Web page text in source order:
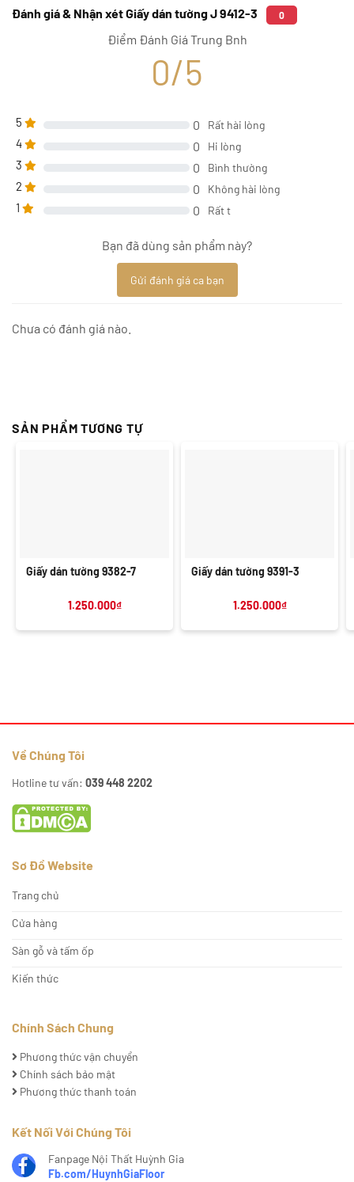
Đánh giá & Nhận xét Giấy dán tường J 9412-3 0
Điểm Đánh Giá Trung Bnh
0/5
5 0 Rất hài lòng
4 0 Hi lòng
3 0 Bình thường
2 0 Không hài lòng
1 0 Rất t
Bạn đã dùng sản phẩm này?
Gửi đánh giá ca bạn
Chưa có đánh giá nào.
SẢN PHẨM TƯƠNG TỰ
Giấy dán tường 9382-7
1.250.000₫
Giấy dán tường 9391-3
1.250.000₫
Về Chúng Tôi
Hotline tư vấn: 039 448 2202
Sơ Đồ Website
Trang chủ
Cửa hàng
Sàn gỗ và tấm ốp
Kiến thức
Chính Sách Chung
Phương thức vận chuyển
Chính sách bảo mật
Phương thức thanh toán
Kết Nối Với Chúng Tôi
Fanpage Nội Thất Huỳnh Gia
Fb.com/HuynhGiaFloor